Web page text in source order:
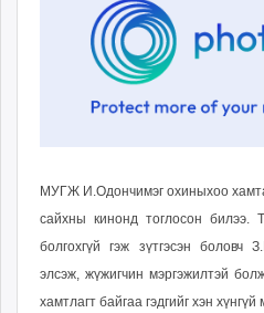
ergelt.mn
today.mn
ugluu.mn
urlag.mn
unen.mn
asu.mn
shudarga.mn
МУГЖ И.Одончимэг охиныхоо
сайхны кинонд тоглосон билээ.
болгохгүй гэж зүтгэсэн
элсэж, жүжигчин мэргэжилтэй
хамтлагт байгаа гэдгийг хэн хүнгүй